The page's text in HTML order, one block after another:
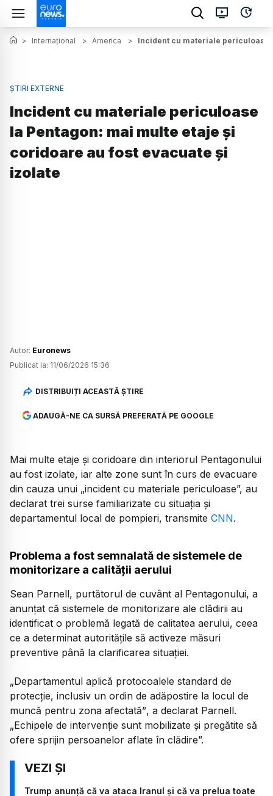
> Internațional > America > Incident cu materiale periculoase
ȘTIRI EXTERNE
Incident cu materiale periculoase
la Pentagon: mai multe etaje și
coridoare au fost evacuate și
izolate
Autor: Euronews
Publicat la: 11/06/2026 15:36
DISTRIBUIȚI ACEASTĂ ȘTIRE
ADAUGĂ-NE CA SURSĂ PREFERATĂ PE GOOGLE
Mai multe etaje și coridoare din interiorul Pentagonului
au fost izolate, iar alte zone sunt în curs de evacuare
din cauza unui „incident cu materiale periculoase”, au
declarat trei surse familiarizate cu situația și
departamentul local de pompieri, transmite CNN.
Problema a fost semnalată de sistemele de
monitorizare a calității aerului
Sean Parnell, purtătorul de cuvânt al Pentagonului, a
anunțat că sistemele de monitorizare ale clădirii au
identificat o problemă legată de calitatea aerului, ceea
ce a determinat autoritățile să activeze măsuri
preventive până la clarificarea situației.
„Departamentul aplică protocoalele standard de
protecție, inclusiv un ordin de adăpostire la locul de
muncă pentru zona afectată”, a declarat Parnell.
„Echipele de intervenție sunt mobilizate și pregătite să
ofere sprijin persoanelor aflate în clădire”.
Trump anunță că va ataca Iranul și că va prelua toate